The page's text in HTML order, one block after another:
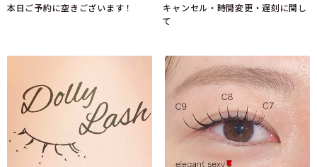
本日ご予約に空きございます！
キャンセル・時間変更・遅刻に関し
て